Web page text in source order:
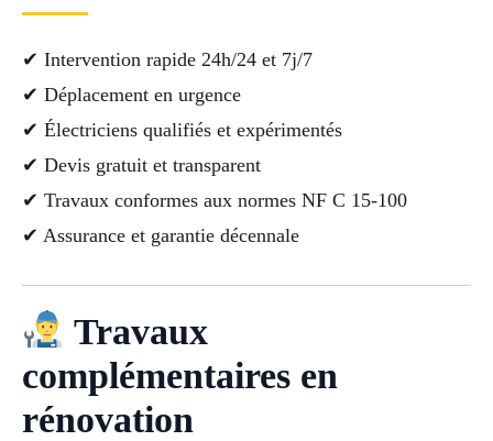
✔ Intervention rapide 24h/24 et 7j/7
✔ Déplacement en urgence
✔ Électriciens qualifiés et expérimentés
✔ Devis gratuit et transparent
✔ Travaux conformes aux normes NF C 15-100
✔ Assurance et garantie décennale
Travaux
complémentaires en
rénovation